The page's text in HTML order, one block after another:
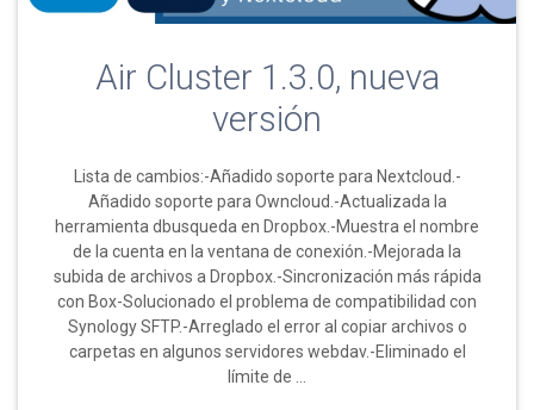
Air Cluster 1.3.0, nueva
versión
Lista de cambios:-Añadido soporte para Nextcloud.-
Añadido soporte para Owncloud.-Actualizada la
herramienta dbusqueda en Dropbox.-Muestra el nombre
de la cuenta en la ventana de conexión.-Mejorada la
subida de archivos a Dropbox.-Sincronización más rápida
con Box-Solucionado el problema de compatibilidad con
Synology SFTP.-Arreglado el error al copiar archivos o
carpetas en algunos servidores webdav.-Eliminado el
límite de …